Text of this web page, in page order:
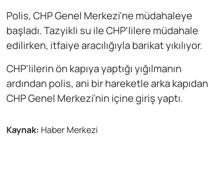
Polis, CHP Genel Merkezi'ne müdahaleye
başladı. Tazyikli su ile CHP'lilere müdahale
edilirken, itfaiye aracılığıyla barikat yıkılıyor.
CHP'lilerin ön kapıya yaptığı yığılmanın
ardından polis, ani bir hareketle arka kapıdan
CHP Genel Merkezi'nin içine giriş yaptı.
Kaynak: Haber Merkezi